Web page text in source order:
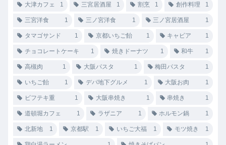
大津カフェ 1 三宮居酒屋 1 割烹 1 創作料理 1
三宮洋食 1 三ノ宮洋食 1 三ノ宮居酒屋 1
タマゴサンド 1 京都いちご飴 1 キャビア 1
チョコレートケーキ 1 焼きドーナツ 1 和牛 1
高槻肉 1 大阪パスタ 1 梅田パスタ 1
いちご飴 1 デパ地下グルメ 1 大阪お肉 1
ビフテキ重 1 大阪串焼き 1 串焼き 1
道頓堀カフェ 1 ラザニア 1 ホルモン鍋 1
北新地 1 京都駅 1 いちご大福 1 モツ焼き 1